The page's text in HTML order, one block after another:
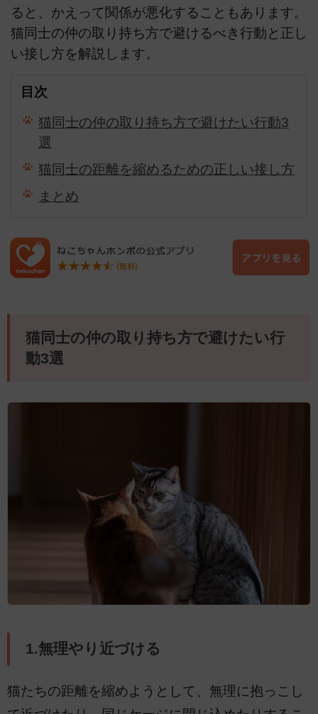
ると、かえって関係が悪化することもあります。
猫同士の仲の取り持ち方で避けるべき行動と正し
い接し方を解説します。
目次
猫同士の仲の取り持ち方で避けたい行動3
選
猫同士の距離を縮めるための正しい接し方
まとめ
猫同士の仲の取り持ち方で避けたい行
動3選
1.無理やり近づける
猫たちの距離を縮めようとして、無理に抱っこし